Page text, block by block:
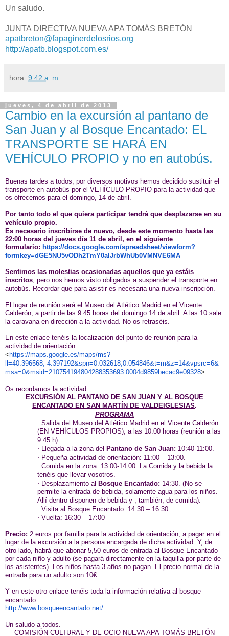
Un saludo.
JUNTA DIRECTIVA NUEVA APA TOMÁS BRETÓN
apatbreton@fapaginerdelosrios.org
http://apatb.blogspot.com.es/
hora: 9:42 a. m.
jueves, 4 de abril de 2013
Cambio en la excursión al pantano de
San Juan y al Bosque Encantado: EL
TRANSPORTE SE HARÁ EN
VEHÍCULO PROPIO y no en autobús.
Buenas tardes a todos, por diversos motivos hemos decidido sustituir el
transporte en autobús por el VEHÍCULO PROPIO para la actividad que
os ofrecemos para el domingo, 14 de abril.
Por tanto todo el que quiera participar tendrá que desplazarse en su
vehículo propio.
Es necesario inscribirse de nuevo, desde este momento hasta las
22:00 horas del jueves día 11 de abril, en el siguiente
formulario: https://docs.google.com/spreadsheet/viewform?
formkey=dGE5NU5vODh2TmY0alJrbWhUb0VMNVE6MA
Sentimos las molestias ocasionadas aquellos que ya estáis
inscritos, pero nos hemos visto obligados a suspender el transporte en
autobús. Recordar que para asistir es necesaria una nueva inscripción.
El lugar de reunión será el Museo del Atlético Madrid en el Vicente
Calderón, a partir de las 9:45 horas del domingo 14 de abril. A las 10 sale
la caravana en dirección a la actividad. No os retraséis.
En este enlace tenéis la localización del punto de reunión para la
actividad de orientación
< https://maps.google.es/maps/ms?
ll=40.396568,-4.397192&spn=0.032618,0.054846&t=m&z=14&vpsrc=6&
msa=0&msid=210754194804288353693.0004d9859becac9e09328>
Os recordamos la actividad:
EXCURSIÓN AL PANTANO DE SAN JUAN Y AL BOSQUE
ENCANTADO EN SAN MARTÍN DE VALDEIGLESIAS.
PROGRAMA
· Salida del Museo del Atlético Madrid en el Vicente Calderón
(EN VEHÍCULOS PROPIOS), a las 10:00 horas (reunión a las
9:45 h).
· Llegada a la zona del Pantano de San Juan: 10:40-11:00.
· Pequeña actividad de orientación: 11:00 – 13:00.
· Comida en la zona: 13:00-14:00. La Comida y la bebida la
tenéis que llevar vosotros.
· Desplazamiento al Bosque Encantado: 14:30. (No se
permite la entrada de bebida, solamente agua para los niños.
Allí dentro disponen de bebida y , también, de comida).
· Visita al Bosque Encantado: 14:30 – 16:30
· Vuelta: 16:30 – 17:00
Precio: 2 euros por familia para la actividad de orientación, a pagar en el
lugar de la excursión a la persona encargada de dicha actividad. Y, de
otro lado, habrá que abonar 5,50 euros de entrada al Bosque Encantado
por cada niño y adulto (se pagará directamente en la taquilla por parte de
los asistentes). Los niños hasta 3 años no pagan. El precio normal de la
entrada para un adulto son 10€.
Y en este otro enlace tenéis toda la información relativa al bosque
encantado:
http://www.bosqueencantado.net/
Un saludo a todos.
COMISIÓN CULTURAL Y DE OCIO NUEVA APA TOMÁS BRETÓN